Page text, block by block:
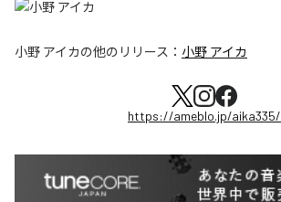
小野 アイカの他のリリース： 小野 アイカ
https://ameblo.jp/aika335/